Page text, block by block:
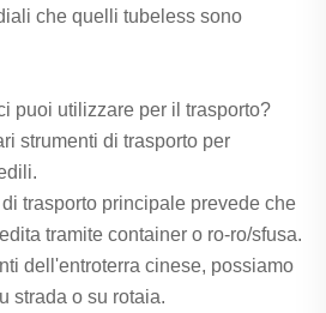
che quelli tubeless sono
puoi utilizzare per il trasporto?
strumenti di trasporto per
trasporto principale prevede che
tramite container o ro-ro/sfusa.
dell'entroterra cinese, possiamo
strada o su rotaia.